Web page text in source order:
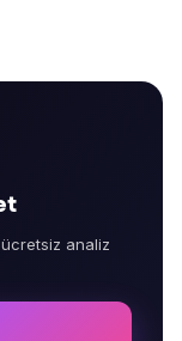
analiz